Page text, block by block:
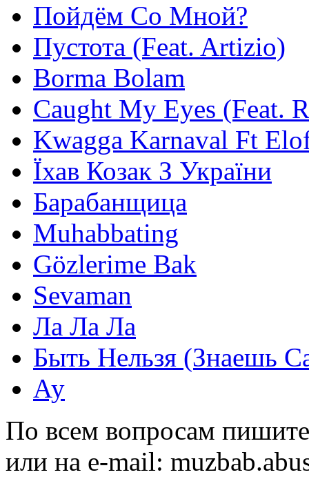
Пойдём Со Мной?
Пустота (Feat. Artizio)
Borma Bolam
Caught My Eyes (Feat.
Kwagga Karnaval Ft
Їхав Козак З України
Барабанщица
Muhabbating
Gözlerime Bak
Sevaman
Ла Ла Ла
Быть Нельзя (Знаешь
Ау
По всем вопросам
или на e-mail: